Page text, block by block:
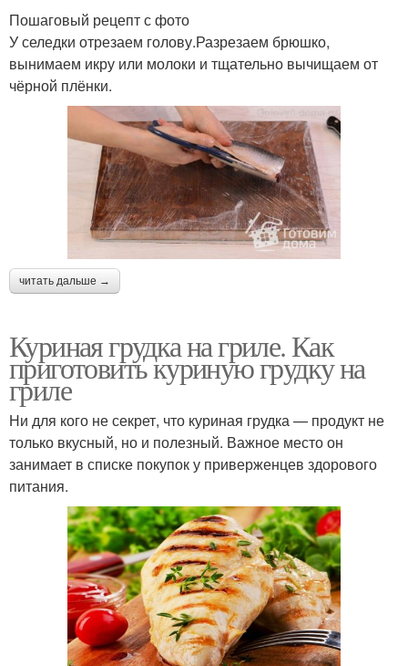
Пошаговый рецепт с фото
У селедки отрезаем голову.Разрезаем брюшко,
вынимаем икру или молоки и тщательно вычищаем от
чёрной плёнки.
читать дальше →
Куриная грудка на гриле. Как
приготовить куриную грудку на
гриле
Ни для кого не секрет, что куриная грудка — продукт не
только вкусный, но и полезный. Важное место он
занимает в списке покупок у приверженцев здорового
питания.